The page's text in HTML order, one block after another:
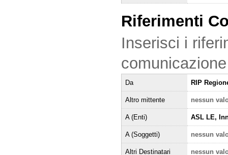
Riferimenti
Inserisci i
comunicazione
Da RIP
Altro mittente nessun
A (Enti) ASL LE,
A (Soggetti) nessun
Altri Destinatari nessun